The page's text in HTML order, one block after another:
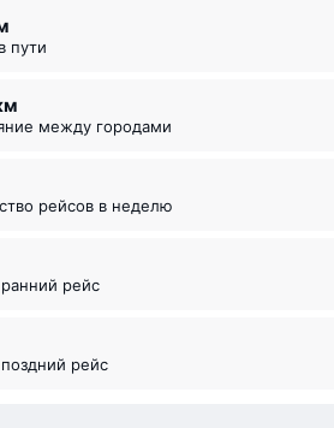
пути
между городами
рейсов в неделю
ранний рейс
поздний рейс